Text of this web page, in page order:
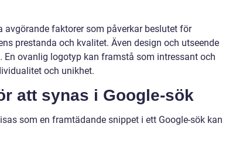
faktorer som påverkar beslutet för
prestanda och kvalitet. Även design och utseende
ovanlig logotyp kan framstå som intressant och
och unikhet.
att synas i Google-sök
som en framtädande snippet i ett Google-sök kan